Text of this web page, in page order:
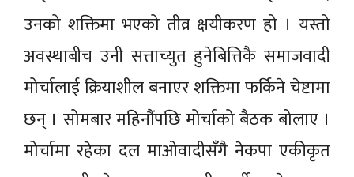
उनको शक्तिमा भएको तीव्र क्षयीकरण हो । यस्तो
अवस्थाबीच उनी सत्ताच्युत हुनेबित्तिकै समाजवादी
मोर्चालाई क्रियाशील बनाएर शक्तिमा फर्किने चेष्टामा
छन् । सोमबार महिनौंपछि मोर्चाको बैठक बोलाए ।
मोर्चामा रहेका दल माओवादीसँगै नेकपा एकीकृत